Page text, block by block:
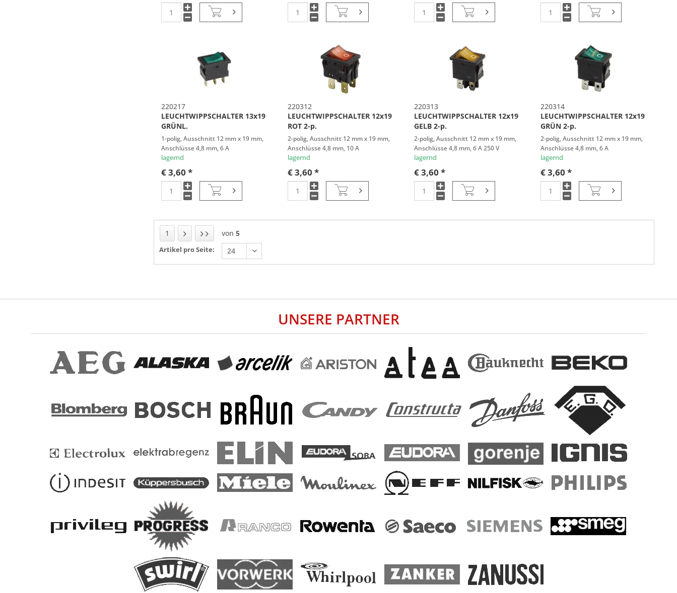
220217
LEUCHTWIPPSCHALTER 13x19
GRÜNL.
1-polig, Ausschnitt 12 mm x 19 mm,
Anschlüsse 4,8 mm, 6 A
lagernd
€ 3,60 *
220312
LEUCHTWIPPSCHALTER 12x19
ROT 2-p.
2-polig, Ausschnitt 12 mm x 19 mm,
Anschlüsse 4,8 mm, 10 A
lagernd
€ 3,60 *
220313
LEUCHTWIPPSCHALTER 12x19
GELB 2-p.
2-polig, Ausschnitt 12 mm x 19 mm,
Anschlüsse 4,8 mm, 6 A 250 V
lagernd
€ 3,60 *
220314
LEUCHTWIPPSCHALTER 12x19
GRÜN 2-p.
2-polig, Ausschnitt 12 mm x 19 mm,
Anschlüsse 4,8 mm, 6 A
lagernd
€ 3,60 *
1 von 5
Artikel pro Seite:
UNSERE PARTNER